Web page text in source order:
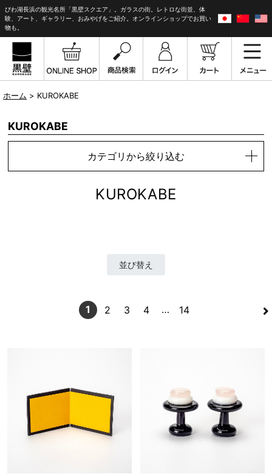
びわ湖長浜の観光名所「黒壁スクエア」。ガラスの街。レトロな街並、体
験、アート、ギャラリー、おみやげをご紹介。オンラインショップでお買い
物も。
ホーム > KUROKABE
KUROKABE
カテゴリから絞り込む
KUROKABE
並び替え
>
1 2 3 4 … 14